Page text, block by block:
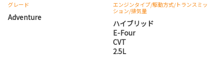
グレード
Adventure
エンジンタイプ/駆動方式/トランスミッ
ション/排気量
ハイブリッド
E-Four
CVT
2.5L